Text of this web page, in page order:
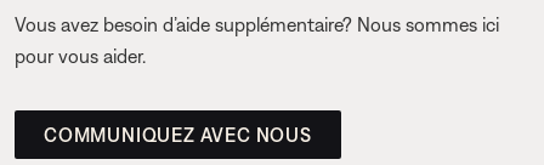
Vous avez besoin d’aide supplémentaire? Nous sommes ici
pour vous aider.
COMMUNIQUEZ AVEC NOUS